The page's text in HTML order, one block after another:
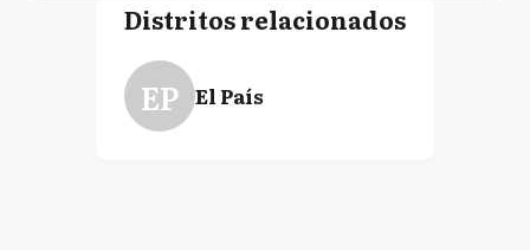
Distritos relacionados
EP El País